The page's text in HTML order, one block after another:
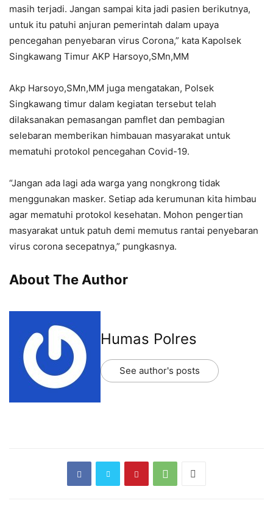
masih terjadi. Jangan sampai kita jadi pasien berikutnya,
untuk itu patuhi anjuran pemerintah dalam upaya
pencegahan penyebaran virus Corona,” kata Kapolsek
Singkawang Timur AKP Harsoyo,SMn,MM
Akp Harsoyo,SMn,MM juga mengatakan, Polsek
Singkawang timur dalam kegiatan tersebut telah
dilaksanakan pemasangan pamflet dan pembagian
selebaran memberikan himbauan masyarakat untuk
mematuhi protokol pencegahan Covid-19.
“Jangan ada lagi ada warga yang nongkrong tidak
menggunakan masker. Setiap ada kerumunan kita himbau
agar mematuhi protokol kesehatan. Mohon pengertian
masyarakat untuk patuh demi memutus rantai penyebaran
virus corona secepatnya,” pungkasnya.
About The Author
Humas Polres
See author's posts